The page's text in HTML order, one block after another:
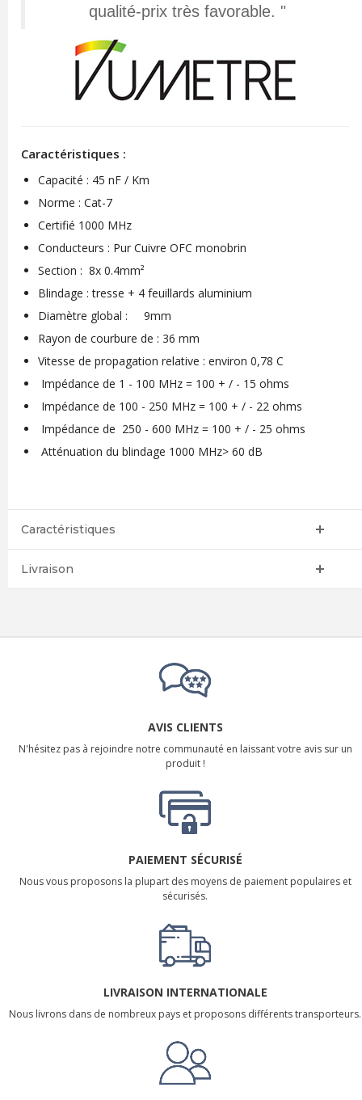
qualité-prix très favorable. "
Caractéristiques :
Capacité : 45 nF / Km
Norme : Cat-7
Certifié 1000 MHz
Conducteurs : Pur Cuivre OFC monobrin
Section : 8x 0.4mm²
Blindage : tresse + 4 feuillards aluminium
Diamètre global : 9mm
Rayon de courbure de : 36 mm
Vitesse de propagation relative : environ 0,78 C
Impédance de 1 - 100 MHz = 100 + / - 15 ohms
Impédance de 100 - 250 MHz = 100 + / - 22 ohms
Impédance de 250 - 600 MHz = 100 + / - 25 ohms
Atténuation du blindage 1000 MHz> 60 dB
Caractéristiques
Livraison
AVIS CLIENTS
N'hésitez pas à rejoindre notre communauté en laissant votre avis sur un
produit !
PAIEMENT SÉCURISÉ
Nous vous proposons la plupart des moyens de paiement populaires et
sécurisés.
LIVRAISON INTERNATIONALE
Nous livrons dans de nombreux pays et proposons différents transporteurs.